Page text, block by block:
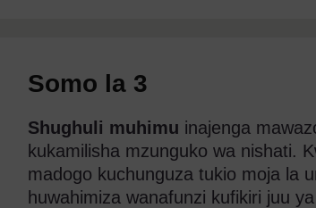
Somo la 3
Shughuli muhimu inajenga
kukamilisha mzunguko wa nishati.
madogo kuchunguza tukio moja la
huwahimiza wanafunzi kufikiri juu